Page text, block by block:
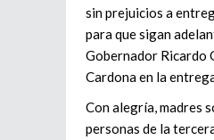
sin prejuicios a
para que sigan
Gobernador Ricardo
Cardona en la
Con alegría, madres
personas de la